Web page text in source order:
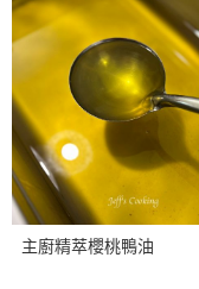
主廚精萃櫻桃鴨油